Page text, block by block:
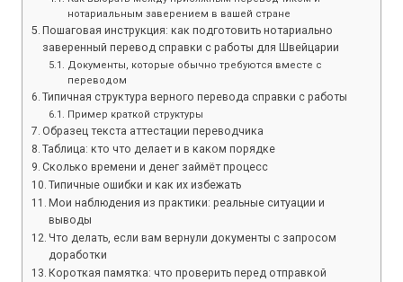
нотариальным заверением в вашей стране
Пошаговая инструкция: как подготовить нотариально
заверенный перевод справки с работы для Швейцарии
Документы, которые обычно требуются вместе с
переводом
Типичная структура верного перевода справки с работы
Пример краткой структуры
Образец текста аттестации переводчика
Таблица: кто что делает и в каком порядке
Сколько времени и денег займёт процесс
Типичные ошибки и как их избежать
Мои наблюдения из практики: реальные ситуации и
выводы
Что делать, если вам вернули документы с запросом
доработки
Короткая памятка: что проверить перед отправкой